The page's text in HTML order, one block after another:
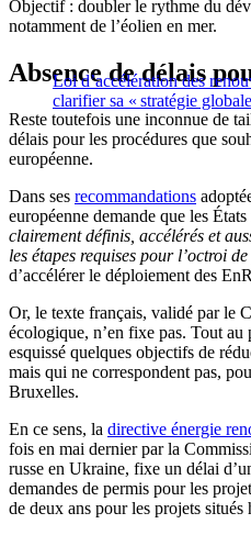
Objectif : doubler le rythme du
notamment de l’éolien en mer.
Loi d’accélération des
clarifier sa « stratégie
Absence de délais
Reste toutefois une inconnue de
délais pour les procédures que
européenne.
Dans ses recommandations
européenne demande que les
clairement définis, accélérés et
les étapes requises pour l’octroi
d’accélérer le déploiement des
Or, le texte français, validé par le
écologique, n’en fixe pas. Tout
esquissé quelques objectifs de
mais qui ne correspondent pas,
Bruxelles.
En ce sens, la directive énergie
fois en mai dernier par la
russe en Ukraine, fixe un délai
demandes de permis pour les
de deux ans pour les projets situés